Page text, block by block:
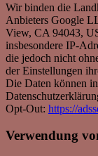
Wir binden die
Anbieters Google
View, CA 94043,
insbesondere IP-
die jedoch nicht
der Einstellungen
Die Daten können
Opt-Out: https://
Verwendung